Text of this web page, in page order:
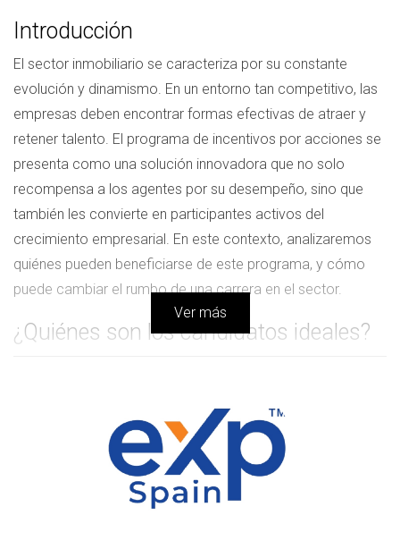
Introducción
El sector inmobiliario se caracteriza por su constante
evolución y dinamismo. En un entorno tan competitivo, las
empresas deben encontrar formas efectivas de atraer y
retener talento. El programa de incentivos por acciones se
presenta como una solución innovadora que no solo
recompensa a los agentes por su desempeño, sino que
también les convierte en participantes activos del
crecimiento empresarial. En este contexto, analizaremos
quiénes pueden beneficiarse de este programa, y cómo
puede cambiar el rumbo de una carrera en el sector.
¿Quiénes son los candidatos ideales?
benefician especialmente de su implementación. A
continuación, se presentan algunas características clave
de los candidatos ideales:
Agentes motivados:Aquellos que buscan superarse
Ver más